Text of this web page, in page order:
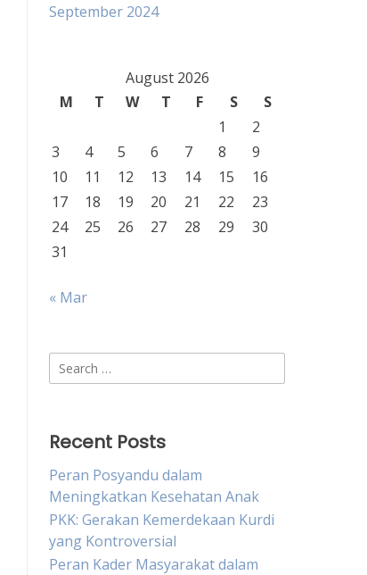
September 2024
August 2026
M
T W T F S
S
1
2
3
4 5 6 7 8
9
10
11 12 13 14 15
16
17
18 19 20 21 22
23
24
25 26 27 28 29
30
31
« Mar
Search
for:
Recent Posts
Peran Posyandu dalam
Meningkatkan Kesehatan Anak
PKK: Gerakan Kemerdekaan Kurdi
yang Kontroversial
Peran Kader Masyarakat dalam